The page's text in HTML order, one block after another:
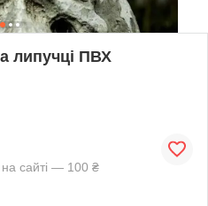
липучці ПВХ
сайті — 100 ₴